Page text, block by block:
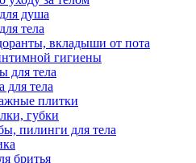
душа
тела
вкладыши от пота
гигиены
для тела
для тела
плитки
губки
пилинги для тела
бритья